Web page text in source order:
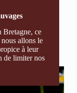
Bretagne, ce
allons le
à leur
de limiter nos